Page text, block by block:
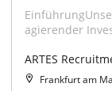
agierender
ARTES
Frankfurt am